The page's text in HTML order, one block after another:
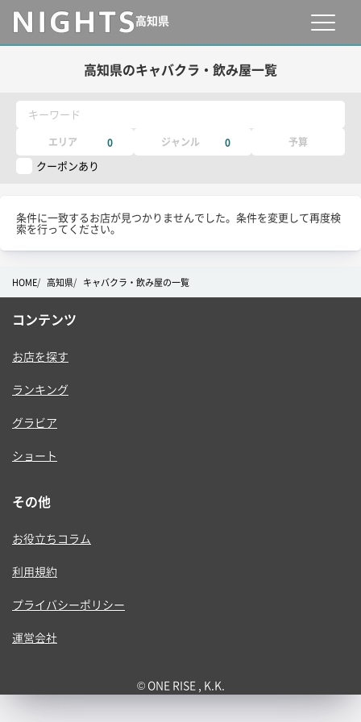
高知県
高知県のキャバクラ・飲み屋一覧
キーワード
エリア 0 ジャンル 0 予算
クーポンあり
条件に一致するお店が見つかりませんでした。条件を変更して再度検
索を行ってください。
HOME 高知県 キャバクラ・飲み屋の一覧
コンテンツ
お店を探す
ランキング
グラビア
ショート
その他
お役立ちコラム
利用規約
プライバシーポリシー
運営会社
© ONE RISE , K.K.